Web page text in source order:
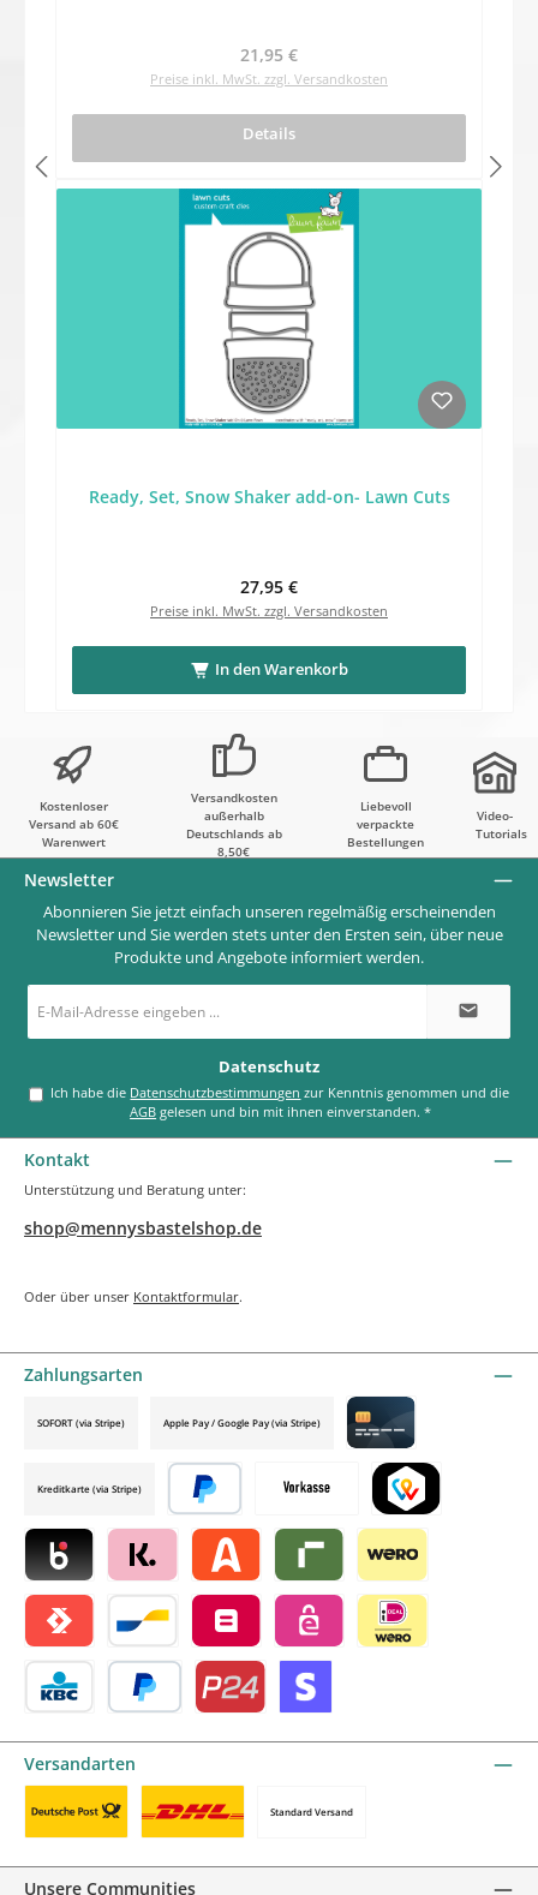
Regulärer Preis:
21,95 €
Preise inkl. MwSt. zzgl. Versandkosten
Details
Ready, Set, Snow Shaker add-on- Lawn Cuts
Regulärer Preis:
27,95 €
Preise inkl. MwSt. zzgl. Versandkosten
In den Warenkorb
Kostenloser
Versand ab 60€
Warenwert
Versandkosten
außerhalb
Deutschlands ab
8,50€
Liebevoll
verpackte
Bestellungen
Video-
Tutorials
Newsletter
Abonnieren Sie jetzt einfach unseren regelmäßig erscheinenden
Newsletter und Sie werden stets unter den Ersten sein, über neue
Produkte und Angebote informiert werden.
E-
Mail-
*
Datenschutz
Ich habe die Datenschutzbestimmungen
AGB gelesen und bin mit ihnen einverstanden.*
Kontakt
Unterstützung und Beratung unter:
shop@mennysbastelshop.de
Oder über unser Kontaktformular.
Zahlungsarten
Vorkasse TWINT by mollie
Blik by mollieKlarna by mollieAlma by mollieRiverty by mollie
Wero
Satispay by mollieBancontact by mollie
Belfius by mollieeps by mollie
SOFORT (via Stripe) Apple Pay / Google Pay (via Stripe)
Credit card by mollie
Kreditkarte (via Stripe)
Später bezahlen
Versandarten
Standard Versand
Unsere Communities